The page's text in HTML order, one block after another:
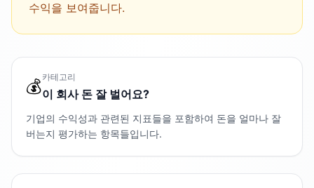
수익을 보여줍니다.
💰카테고리
이 회사 돈 잘 벌어요?
기업의 수익성과 관련된 지표들을 포함하여 돈을 얼마나 잘
버는지 평가하는 항목들입니다.